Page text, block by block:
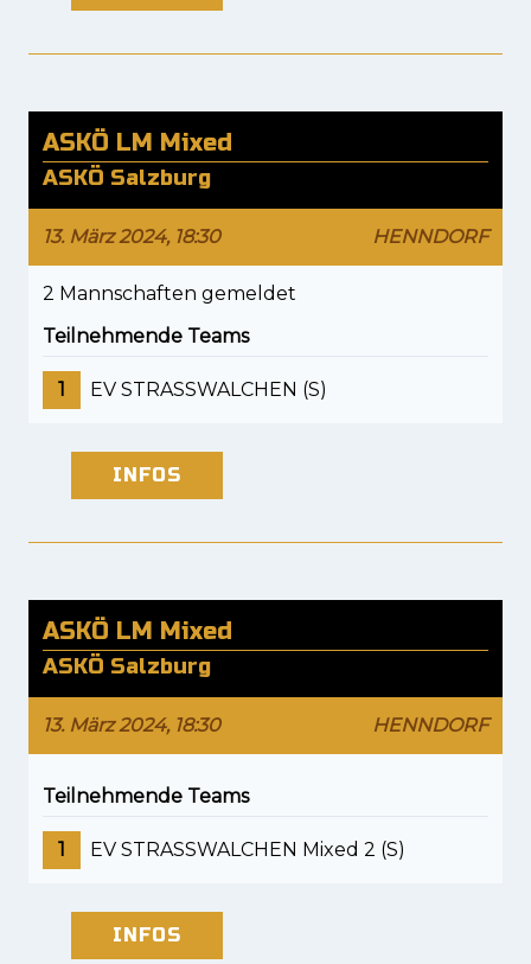
ASKÖ LM Mixed
ASKÖ Salzburg
13. März 2024, 18:30 HENNDORF
2 Mannschaften gemeldet
Teilnehmende Teams
1 EV STRASSWALCHEN (S)
INFOS
ASKÖ LM Mixed
ASKÖ Salzburg
13. März 2024, 18:30 HENNDORF
Teilnehmende Teams
1 EV STRASSWALCHEN Mixed 2 (S)
INFOS